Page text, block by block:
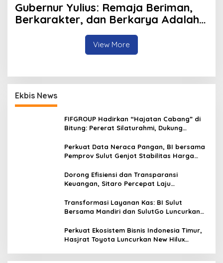
Gubernur Yulius: Remaja Beriman,
Berkarakter, dan Berkarya Adalah
Kekuatan Sulawesi Utara
View More
Ekbis News
FIFGROUP Hadirkan “Hajatan Cabang” di
Bitung: Pererat Silaturahmi, Dukung
Promo Khusus
Perkuat Data Neraca Pangan, BI bersama
Pemprov Sulut Genjot Stabilitas Harga
Dorong Efisiensi dan Transparansi
Keuangan, Sitaro Percepat Laju
Transformasi Layanan Kas: BI Sulut
Bersama Mandiri dan SulutGo Luncurkan
Kepulauan
Perkuat Ekosistem Bisnis Indonesia Timur,
Hasjrat Toyota Luncurkan New Hilux